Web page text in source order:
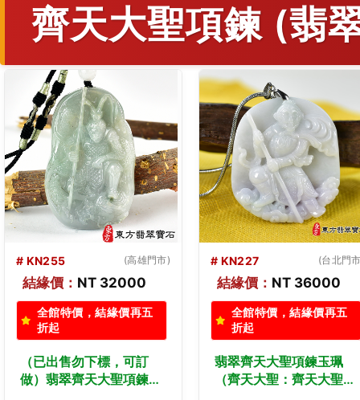
齊天大聖項鍊 (翡
# KN227 (台北門市)
結緣價： NT 36000
全館特價，結緣價再五
折起
翡翠齊天大聖項鍊玉珮
（齊天大聖：齊天大聖牌
# KN226 (台北門
結緣價： NT 29800
全館特價，結緣價再五
折起
翡翠齊天大聖項鍊玉珮
（齊天大聖：齊天大聖牌